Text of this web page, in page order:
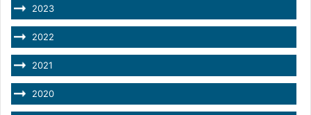
2023
2022
2021
2020